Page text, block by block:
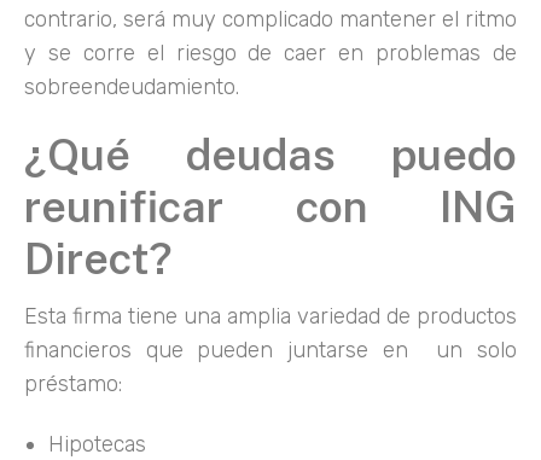
contrario, será muy complicado mantener el ritmo
y se corre el riesgo de caer en problemas de
sobreendeudamiento.
¿Qué deudas puedo
reunificar con ING
Direct?
Esta firma tiene una amplia variedad de productos
financieros que pueden juntarse en un solo
préstamo:
Hipotecas